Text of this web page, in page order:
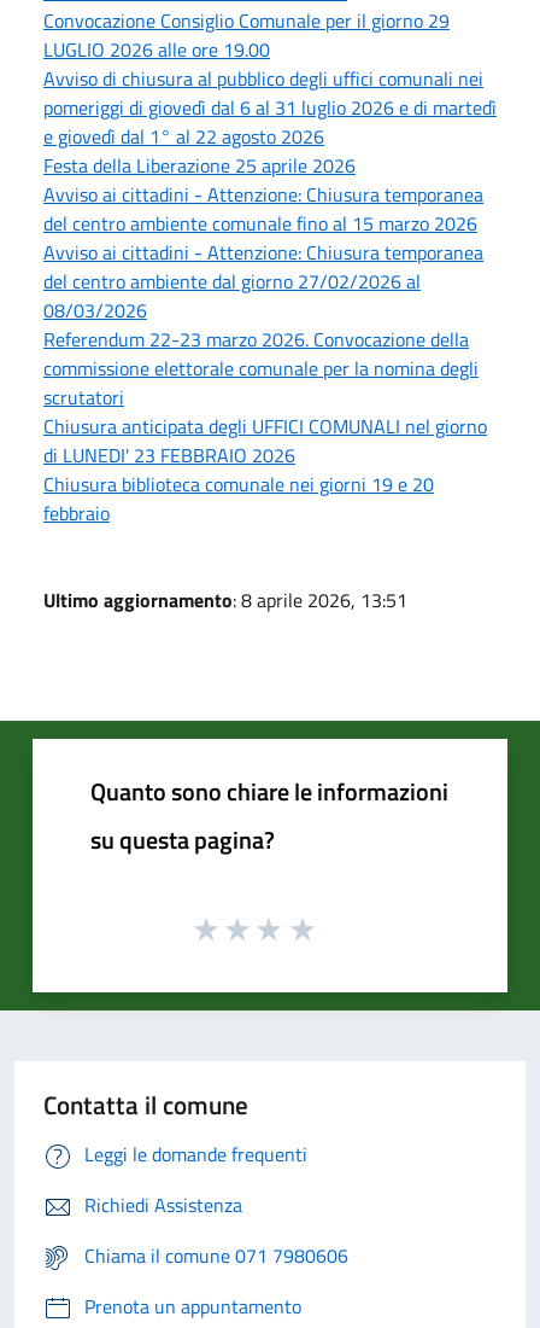
Convocazione Consiglio Comunale per il giorno 29
LUGLIO 2026 alle ore 19.00
Avviso di chiusura al pubblico degli uffici comunali nei
pomeriggi di giovedì dal 6 al 31 luglio 2026 e di martedì
e giovedì dal 1° al 22 agosto 2026
Festa della Liberazione 25 aprile 2026
Avviso ai cittadini - Attenzione: Chiusura temporanea
del centro ambiente comunale fino al 15 marzo 2026
Avviso ai cittadini - Attenzione: Chiusura temporanea
del centro ambiente dal giorno 27/02/2026 al
08/03/2026
Referendum 22-23 marzo 2026. Convocazione della
commissione elettorale comunale per la nomina degli
scrutatori
Chiusura anticipata degli UFFICI COMUNALI nel giorno
di LUNEDI' 23 FEBBRAIO 2026
Chiusura biblioteca comunale nei giorni 19 e 20
febbraio
Ultimo aggiornamento: 8 aprile 2026, 13:51
Quanto sono chiare le informazioni
su questa pagina?
Contatta il comune
Leggi le domande frequenti
Richiedi Assistenza
Chiama il comune 071 7980606
Prenota un appuntamento